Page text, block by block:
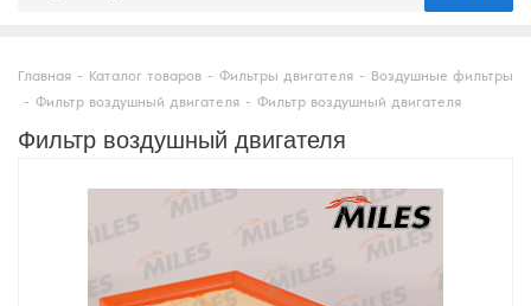
Главная - Каталог товаров - Фильтры двигателя -
Воздушные фильтры
- Фильтр воздушный двигателя - Фильтр воздушный двигателя
Фильтр воздушный двигателя